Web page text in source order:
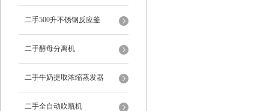
二手500升不锈钢反应釜
二手酵母分离机
二手牛奶提取浓缩蒸发器
二手全自动吹瓶机